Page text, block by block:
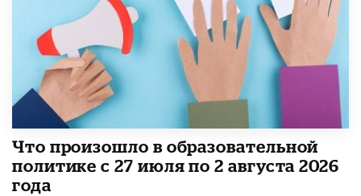
​Что произошло в образовательной
политике с 27 июля по 2 августа 2026
года